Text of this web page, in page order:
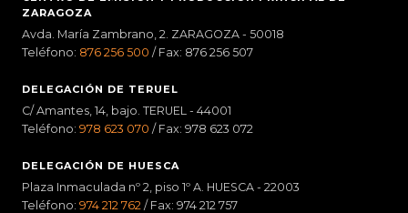
ZARAGOZA
Avda. María Zambrano, 2. ZARAGOZA - 50018
Teléfono: 876 256 500 / Fax: 876 256 507
DELEGACIÓN DE TERUEL
C/ Amantes, 14, bajo. TERUEL - 44001
Teléfono: 978 623 070 / Fax: 978 623 072
DELEGACIÓN DE HUESCA
Plaza Inmaculada nº 2, piso 1º A. HUESCA - 22003
Teléfono: 974 212 762 / Fax: 974 212 757